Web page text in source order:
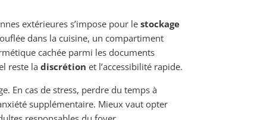
extérieures s’impose pour le stockage
dans la cuisine, un compartiment
cachée parmi les documents
reste la discrétion et l’accessibilité rapide.
En cas de stress, perdre du temps à
supplémentaire. Mieux vaut opter